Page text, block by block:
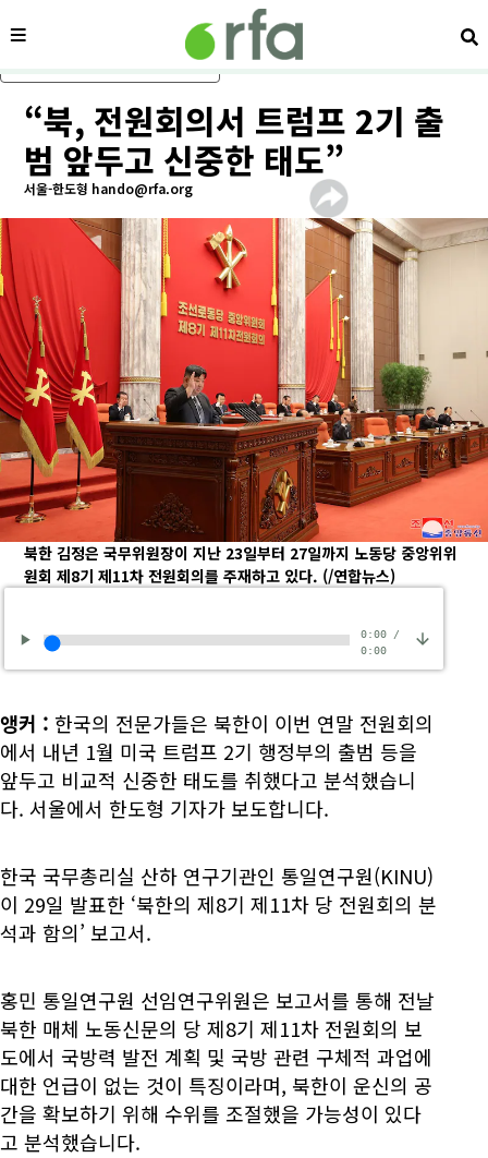
메인 콘텐츠로 건너뛰기
메뉴 검
“북, 전원회의서 트럼프 2기 출
범 앞두고 신중한 태도”
서울-한도형 hando@rfa.org
북한 김정은 국무위원장이 지난 23일부터 27일까지 노동당 중앙위위
원회 제8기 제11차 전원회의를 주재하고 있다. (/연합뉴스)
0:00/
0:00
앵커 : 한국의 전문가들은 북한이 이번 연말 전원회의
에서 내년 1월 미국 트럼프 2기 행정부의 출범 등을
앞두고 비교적 신중한 태도를 취했다고 분석했습니
다. 서울에서 한도형 기자가 보도합니다.
한국 국무총리실 산하 연구기관인 통일연구원(KINU)
이 29일 발표한 ‘북한의 제8기 제11차 당 전원회의 분
석과 함의’ 보고서.
홍민 통일연구원 선임연구위원은 보고서를 통해 전날
북한 매체 노동신문의 당 제8기 제11차 전원회의 보
도에서 국방력 발전 계획 및 국방 관련 구체적 과업에
대한 언급이 없는 것이 특징이라며, 북한이 운신의 공
간을 확보하기 위해 수위를 조절했을 가능성이 있다
고 분석했습니다.